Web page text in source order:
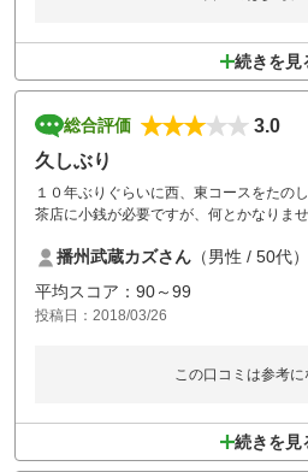
続きを見
総合評価
3.0
久しぶり
１０年ぶりぐらいに西、東コースをたの
茶店に小銭が必要ですが、何とかなりませ
播州武蔵カズさん （男性 / 50代）
平均スコア：90～99
投稿日：2018/03/26
この口コミは参考に
続きを見